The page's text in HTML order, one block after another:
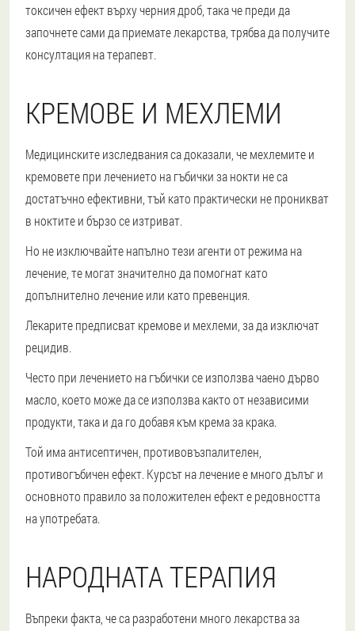
токсичен ефект върху черния дроб, така че преди да
започнете сами да приемате лекарства, трябва да получите
консултация на терапевт.
КРЕМОВЕ И МЕХЛЕМИ
Медицинските изследвания са доказали, че мехлемите и
кремовете при лечението на гъбички за нокти не са
достатъчно ефективни, тъй като практически не проникват
в ноктите и бързо се изтриват.
Но не изключвайте напълно тези агенти от режима на
лечение, те могат значително да помогнат като
допълнително лечение или като превенция.
Лекарите предписват кремове и мехлеми, за да изключат
рецидив.
Често при лечението на гъбички се използва чаено дърво
масло, което може да се използва както от независими
продукти, така и да го добавя към крема за крака.
Той има антисептичен, противовъзпалителен,
противогъбичен ефект. Курсът на лечение е много дълъг и
основното правило за положителен ефект е редовността
на употребата.
НАРОДНАТА ТЕРАПИЯ
Въпреки факта, че са разработени много лекарства за